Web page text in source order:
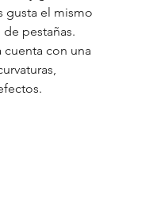
gusta el mismo
pestañas.
cuenta con una